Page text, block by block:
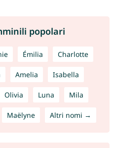
popolari
Émilia Charlotte
Amelia Isabella
Olivia Luna Mila
Maëlyne Altri nomi →